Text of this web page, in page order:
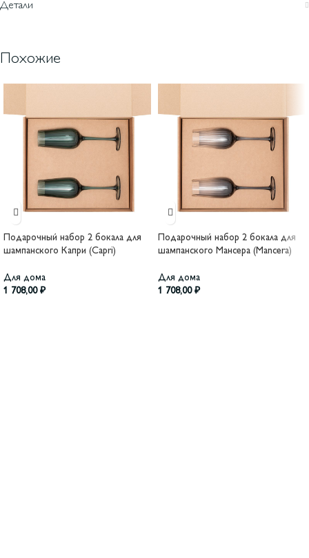
Детали
Похожие
Подарочный набор 2 бокала для
шампанского Капри (Capri)
Для дома
1 708,00 ₽
Подарочный набор 2 бокала для
шампанского Мансера (Mancera)
Для дома
1 708,00 ₽